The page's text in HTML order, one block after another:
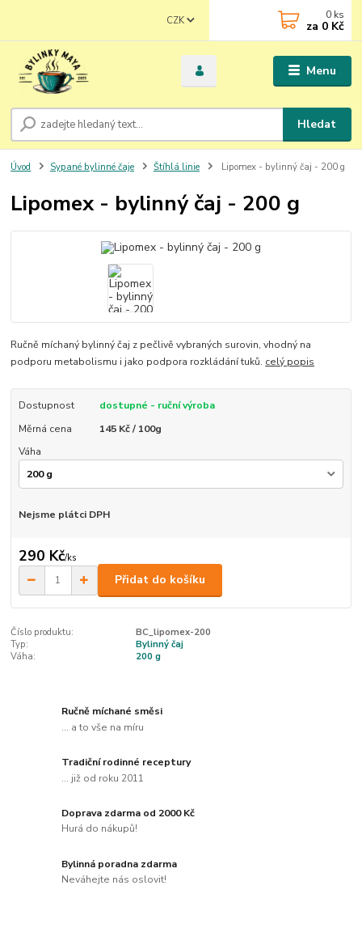
Menu
CZK
Hledat
0 ks
za 0 Kč
Úvod Sypané bylinné čaje Štíhlá linie Lipomex - bylinný čaj - 200 g
Lipomex - bylinný čaj - 200 g
Ručně míchaný bylinný čaj z pečlivě vybraných surovin, vhodný na
podporu metabolismu i jako podpora rozkládání tuků. celý popis
Dostupnost
dostupné - ruční výroba
Měrná cena
145 Kč / 100g
Váha
Nejsme plátci DPH
290 Kč/ks
Přidat do košíku
Číslo produktu:
BC_lipomex-200
Typ:
Bylinný čaj
Váha:
200 g
Ručně míchané směsi
... a to vše na míru
Tradiční rodinné receptury
... již od roku 2011
Doprava zdarma od 2000 Kč
Hurá do nákupů!
Bylinná poradna zdarma
Neváhejte nás oslovit!